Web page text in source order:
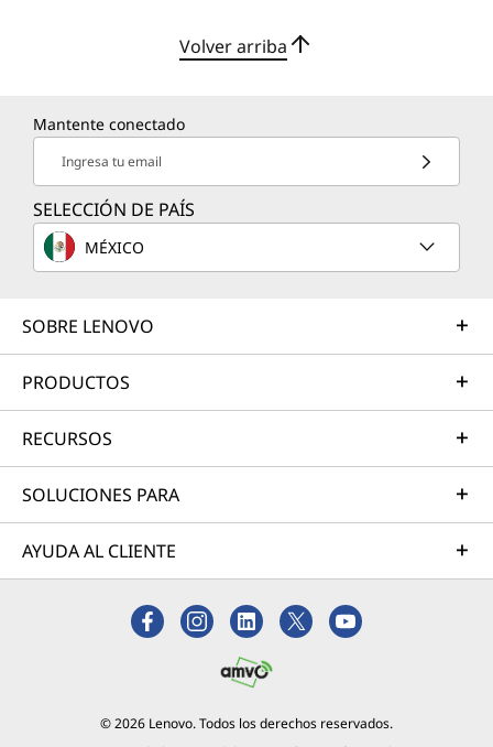
Volver arriba
Mantente conectado
Ingresa tu email
SELECCIÓN DE PAÍS
MÉXICO
SOBRE LENOVO
PRODUCTOS
RECURSOS
SOLUCIONES PARA
AYUDA AL CLIENTE
© 2026 Lenovo. Todos los derechos reservados.